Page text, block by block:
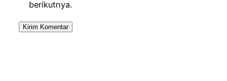
berikutnya.